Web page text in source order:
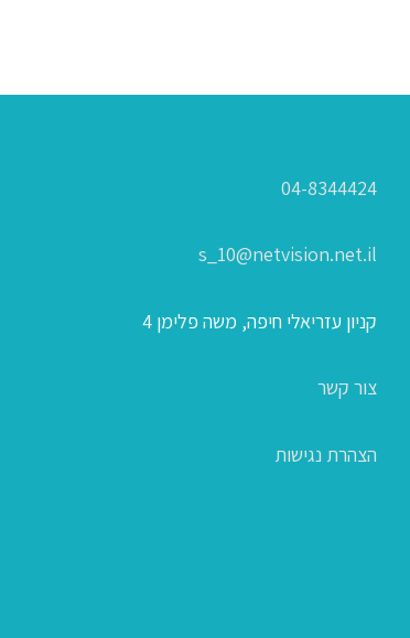
04-8344424
s_10@netvision.net.il
קניון עזריאלי חיפה, משה פלימן 4
צור קשר
הצהרת נגישות